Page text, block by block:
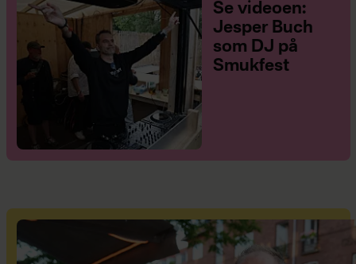
Se videoen:
Jesper Buch
som DJ på
Smukfest